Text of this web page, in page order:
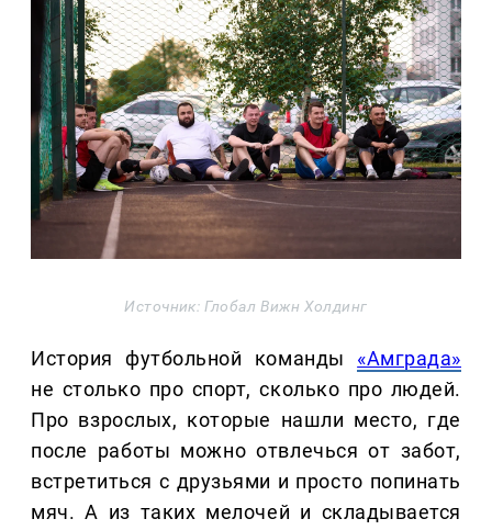
Источник: Глобал Вижн Холдинг
История футбольной команды «Амграда»
не столько про спорт, сколько про людей.
Про взрослых, которые нашли место, где
после работы можно отвлечься от забот,
встретиться с друзьями и просто попинать
мяч. А из таких мелочей и складывается